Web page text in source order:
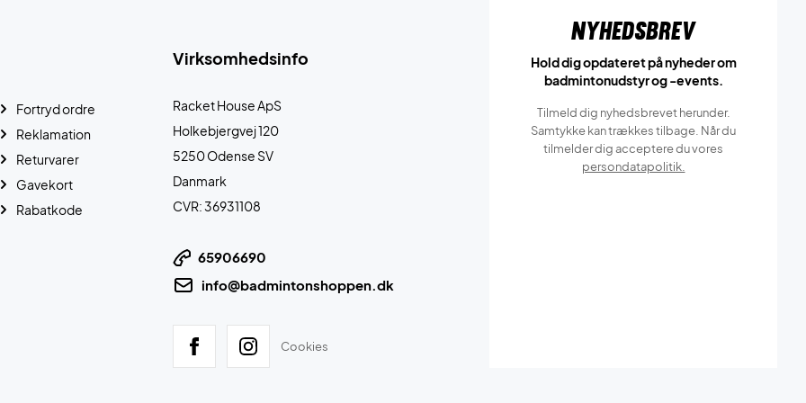
Virksomhedsinfo
Racket House ApS
Holkebjergvej 120
5250 Odense SV
Danmark
CVR: 36931108
65906690
info@badmintonshoppen.dk
Cookies
Fortryd ordre
Reklamation
Returvarer
Gavekort
Rabatkode
Nyhedsbrev
Hold dig opdateret på nyheder om
badmintonudstyr og -events.
Tilmeld dig nyhedsbrevet herunder.
Samtykke kan trækkes tilbage. Når du
tilmelder dig acceptere du vores
persondatapolitik.